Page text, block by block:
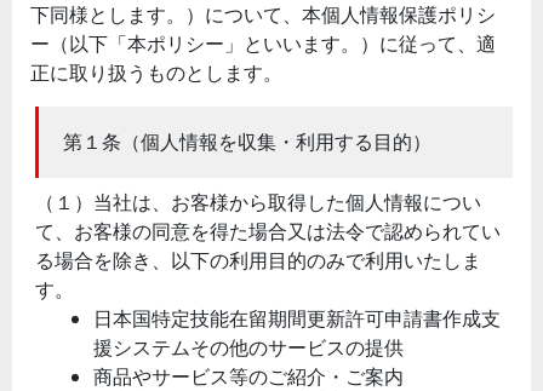
下同様とします。）について、本個人情報保護ポリシ
ー（以下「本ポリシー」といいます。）に従って、適
正に取り扱うものとします。
第１条（個人情報を収集・利用する目的）
（１）当社は、お客様から取得した個人情報につい
て、お客様の同意を得た場合又は法令で認められてい
る場合を除き、以下の利用目的のみで利用いたしま
す。
日本国特定技能在留期間更新許可申請書作成支
援システムその他のサービスの提供
商品やサービス等のご紹介・ご案内